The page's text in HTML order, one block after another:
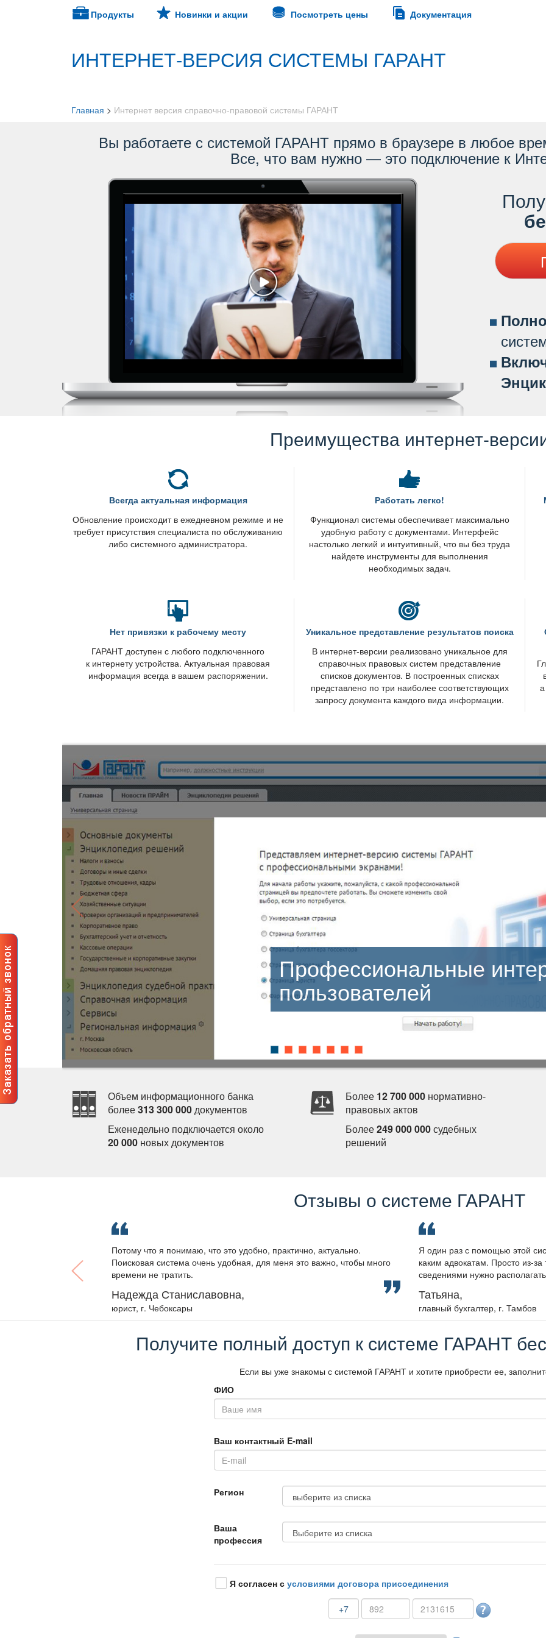
Продукты Новинки и акции Посмотреть цены Документация
ИНТЕРНЕТ-ВЕРСИЯ СИСТЕМЫ ГАРАНТ
Главная > Интернет версия справочно-правовой системы ГАРАНТ
ы работаете с системой ГАРАНТ прямо в браузере в любое
се, что вам нужно — это подключение к
Преимущества интернет-
сегда актуальная информация
Обновление происходит в ежедневном режиме и не
требует присутствия специалиста по обслуживанию
либо системного администратора.
Работать легко!
Функционал системы обеспечивает максимально
удобную работу с документами. Интерфейс
настолько легкий и интуитивный, что вы без труда
найдете инструменты для выполнения
необходимых задач.
Нет привязки к рабочему месту
ГАРАНТ доступен с любого подключенного
к интернету устройства. Актуальная правовая
информация всегда в вашем распоряжении.
Уникальное представление результатов поиска
интернет-версии реализовано уникальное для
справочных правовых систем представление
списков документов. В построенных списках
представлено по три наиболее соответствующих
запросу документа каждого вида информации.
Профессиональные
пользователей
Объем информационного банка
олее313 300 000документо
Еженедельно подключается около
20 000 новых документо
Более 12 700 000 нормативно-
правовых акто
Более249 000 000судебных
решений
Отзывы о системе ГАРАНТ
Потому что я понимаю, что это удобно, практично, актуально.
Поисковая система очень удобная, для меня это важно, чтобы много
ремени не тратить.
Надежда Станиславовна,
юрист, г. Чебоксары
Я один раз с помощью этой
каким адвокатам. Просто из-
сведениями нужно
Татьяна,
лавный бухгалтер, г. Тамбо
Получите полный доступ к системе ГАРАНТ
Если вы уже знакомы с системой ГАРАНТ и хотите приобрести ее,
ФИО
аш контактный E-mail
Регион
аша
профессия
Я согласен с условиями договора присоединения
+7